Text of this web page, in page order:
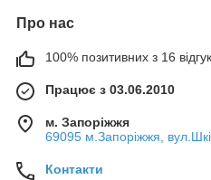
Про нас
100% позитивних з 16
Працює з 03.06.2010
м. Запоріжжя
69095 м.Запоріжжя,
Контакти